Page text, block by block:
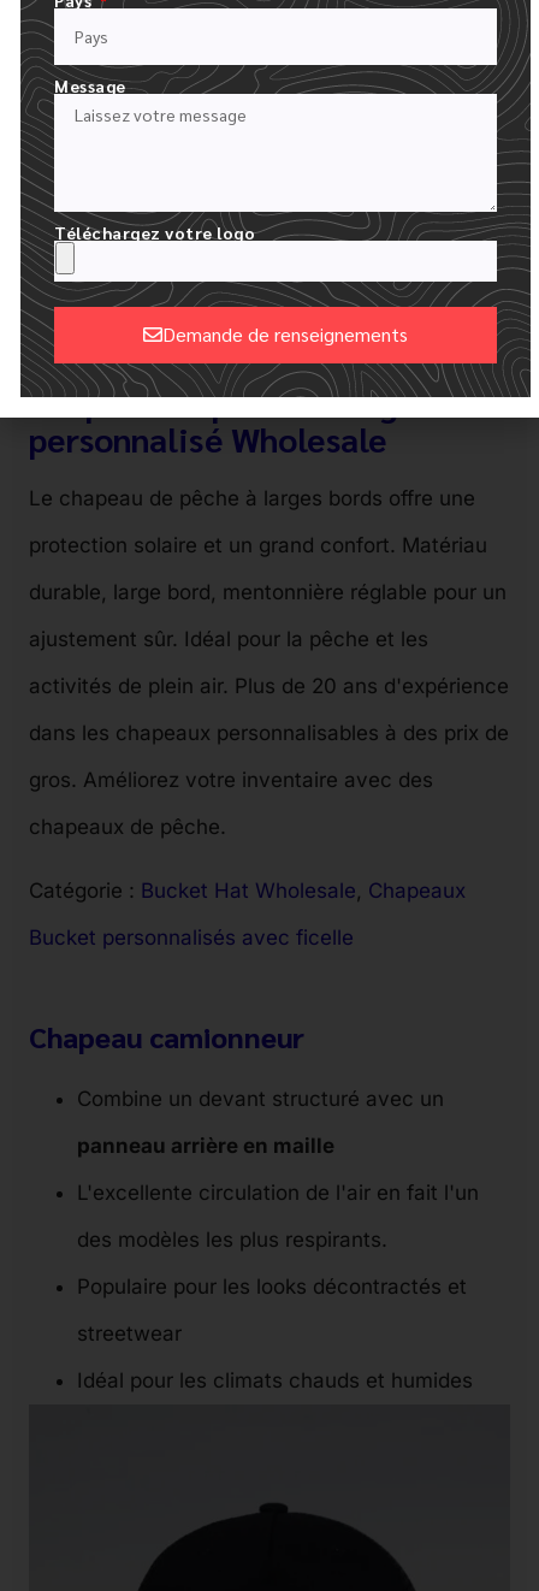
Chapeau de pêche à large bord
personnalisé Wholesale
Le chapeau de pêche à larges bords offre une
protection solaire et un grand confort. Matériau
durable, large bord, mentonnière réglable pour un
ajustement sûr. Idéal pour la pêche et les
activités de plein air. Plus de 20 ans d'expérience
dans les chapeaux personnalisables à des prix de
gros. Améliorez votre inventaire avec des
chapeaux de pêche.
Catégorie : Bucket Hat Wholesale, Chapeaux
Bucket personnalisés avec ficelle
Chapeau camionneur
Combine un devant structuré avec un
panneau arrière en maille
L'excellente circulation de l'air en fait l'un
des modèles les plus respirants.
Populaire pour les looks décontractés et
streetwear
Idéal pour les climats chauds et humides
Message
Téléchargez votre logo
Demande de renseignements
Alternative: